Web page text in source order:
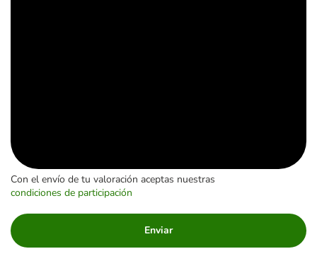
Con el envío de tu valoración aceptas nuestras
condiciones de participación
Enviar